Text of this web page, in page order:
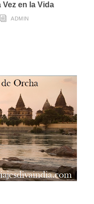
Vez en la Vida
ADMIN